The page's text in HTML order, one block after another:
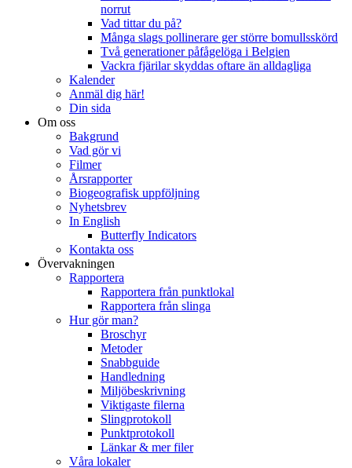
norrut
Vad tittar du på?
Många slags pollinerare ger större bomullsskörd
Två generationer påfågelöga i Belgien
Vackra fjärilar skyddas oftare än alldagliga
Kalender
Anmäl dig här!
Din sida
Om oss
Bakgrund
Vad gör vi
Filmer
Årsrapporter
Biogeografisk uppföljning
Nyhetsbrev
In English
Butterfly Indicators
Kontakta oss
Övervakningen
Rapportera
Rapportera från punktlokal
Rapportera från slinga
Hur gör man?
Broschyr
Metoder
Snabbguide
Handledning
Miljöbeskrivning
Viktigaste filerna
Slingprotokoll
Punktprotokoll
Länkar & mer filer
Våra lokaler